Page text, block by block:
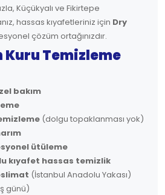
Küçükyalı ve Fikirtepe
hassas kıyafetleriniz için Dry
çözüm ortağınızdır.
Kuru Temizleme
bakım
(dolgu topaklanması yok)
ütüleme
kıyafet hassas temizlik
(İstanbul Anadolu Yakası)
günü)